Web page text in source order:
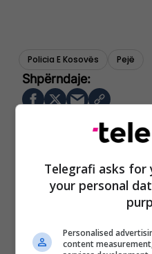
Policia E Kosovës Pejë
Telegrafi asks for
your personal
Personalised
content